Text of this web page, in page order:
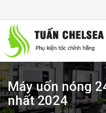
Máy uốn nóng
nhất 2024